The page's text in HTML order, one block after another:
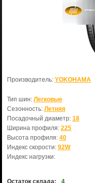
Производитель: YOKOHAMA
Тип шин: Легковые
Сезонность: Летняя
Посадочный диаметр: 18
Ширина профиля: 225
Высота профиля: 40
Индекс скорости: 92W
Индекс нагрузки:
Остаток склада: 4